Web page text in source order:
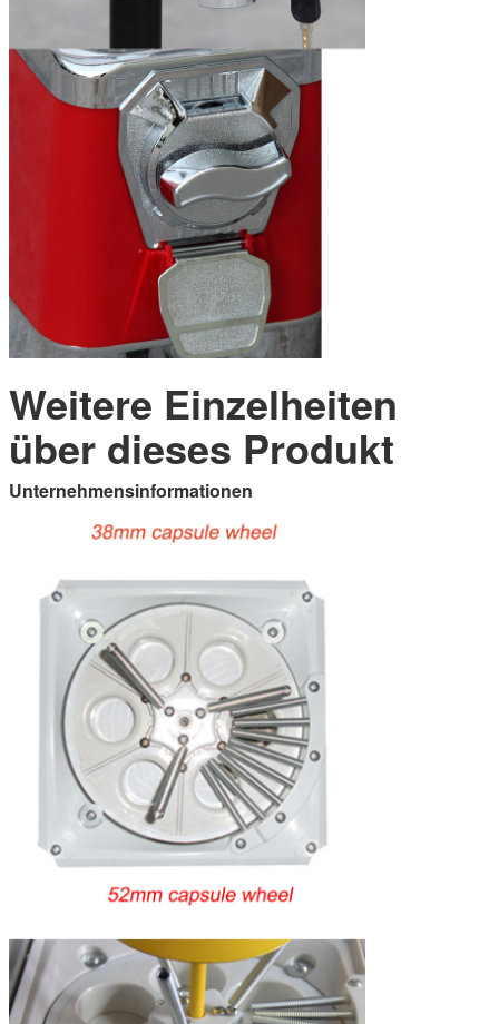
Weitere Einzelheiten
über dieses Produkt
Unternehmensinformationen